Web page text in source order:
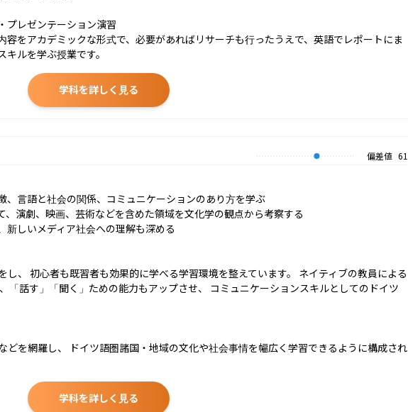
プレゼンテーション演習
容をアカデミックな形式で、必要があればリサーチも行ったうえで、英語でレポートにま
ルを学ぶ授業です。
学科を詳しく見る
偏差値 61
、言語と社会の関係、コミュニケーションのあり方を学ぶ
演劇、映画、芸術などを含めた領域を文化学の観点から考察する
新しいメディア社会への理解も深める
、 初心者も既習者も効果的に学べる学習環境を整えています。 ネイティブの教員による
「話す」「聞く」ための能力もアップさせ、 コミュニケーションスキルとしてのドイツ
どを網羅し、 ドイツ語圏諸国・地域の文化や社会事情を幅広く学習できるように構成され
学科を詳しく見る